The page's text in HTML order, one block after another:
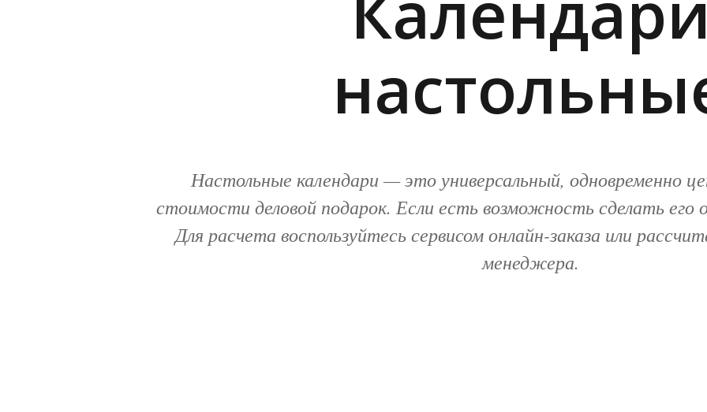
Настольные календари — это универсальный, одновременно
стоимости деловой подарок. Если есть возможность сделать его
Для расчета воспользуйтесь сервисом онлайн-заказа или
менеджера.